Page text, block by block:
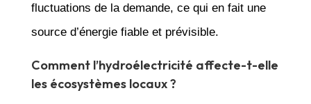
fluctuations de la demande, ce qui en fait une
source d’énergie fiable et prévisible.
Comment l’hydroélectricité affecte-t-elle
les écosystèmes locaux ?